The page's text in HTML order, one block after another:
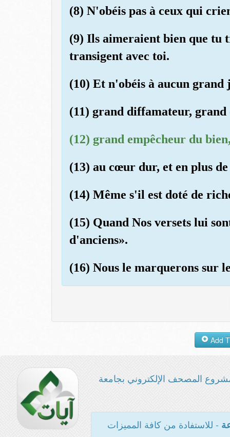
(8) N'obéis pas à ceux qui
(9) Ils aimeraient bien que tu
transigent avec toi.
(10) Et n'obéis à aucun
(11) grand diffamateur,
(12) grand empêcheur du
(13) au cœur dur, et en plus
(14) Même s'il est doté de
(15) Quand Nos versets lui
d'anciens».
(16) Nous le marquerons sur
المصحف الإلكتروني بجامعة
- للاستفادة من كافة المميزات